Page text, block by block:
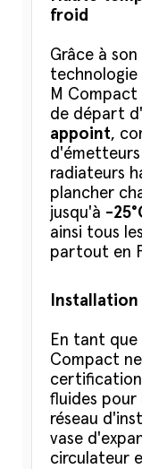
froid
Grâce à
technologie
M
de départ
appoint,
radiateurs
plancher
jusqu'à -
ainsi tous
partout en
En tant que
Compact
certification
fluides pour
réseau
vase
circulateur